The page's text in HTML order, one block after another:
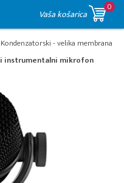
Vaša košarica
0
Kondenzatorski - velika membrana
instrumentalni mikrofon